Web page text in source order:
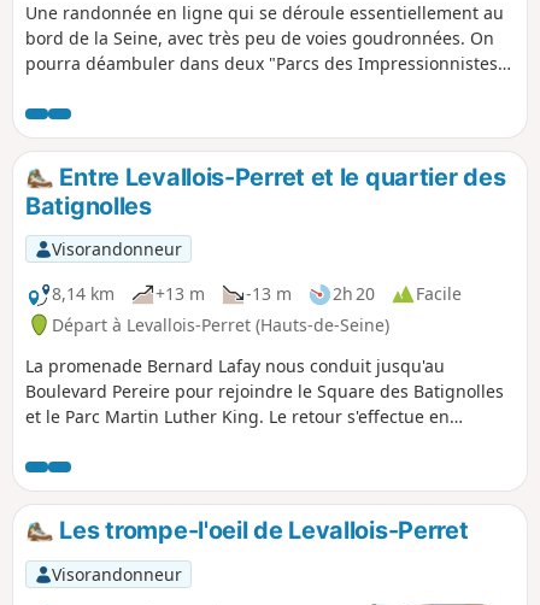
Une randonnée en ligne qui se déroule essentiellement au
bord de la Seine, avec très peu de voies goudronnées. On
pourra déambuler dans deux "Parcs des Impressionnistes",
Entre Levallois-Perret et le quartier des
Batignolles
Visorandonneur
8,14 km
+13 m -13 m 2h 20
Facile
Départ à Levallois-Perret (Hauts-de-Seine)
La promenade Bernard Lafay nous conduit jusqu'au
Boulevard Pereire pour rejoindre le Square des Batignolles
et le Parc Martin Luther King. Le retour s'effectue en
randonnée on découvre quelques fresques murales
intéressantes et une architecture contemporaine originale.
Les trompe-l'oeil de Levallois-Perret
Visorandonneur